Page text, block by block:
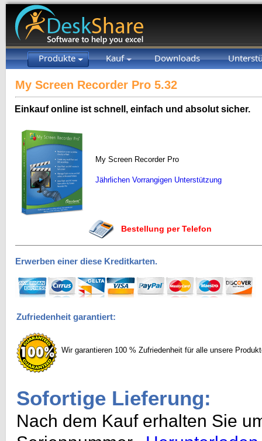
Produkte Kauf Downloads
My Screen Recorder Pro 5.32
Einkauf online ist schnell, einfach und absolut sicher.
My Screen Recorder Pro
Jährlichen Vorrangigen Unterstützung
Bestellung per Telefon
Erwerben einer diese Kreditkarten.
Zufriedenheit garantiert:
Wir garantieren 100 % Zufriedenheit für alle unsere
Sofortige Lieferung:
Nach dem Kauf erhalten Sie